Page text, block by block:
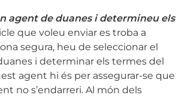
agent de duanes i determineu els
que voleu enviar es troba a
segura, heu de seleccionar el
i determinar els termes del
agent hi és per assegurar-se que
no s’endarreri. Al món dels